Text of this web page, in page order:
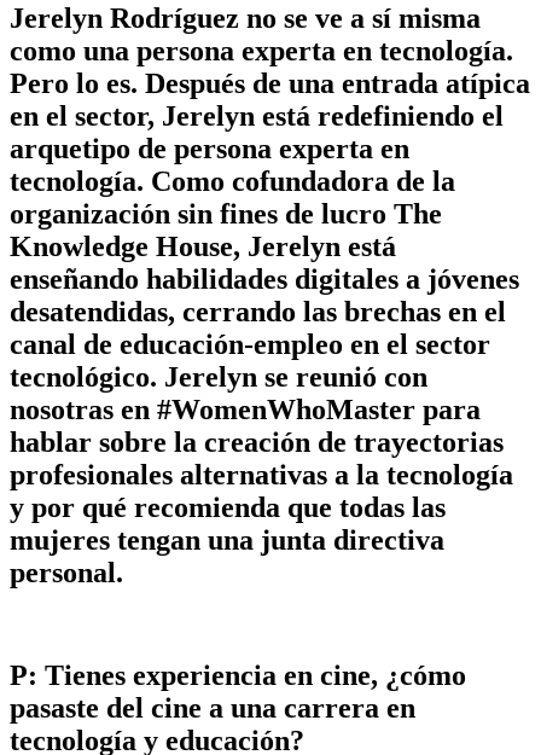
Jerelyn Rodríguez no se ve a sí misma
como una persona experta en tecnología.
Pero lo es. Después de una entrada atípica
en el sector, Jerelyn está redefiniendo el
arquetipo de persona experta en
tecnología. Como cofundadora de la
organización sin fines de lucro The
Knowledge House, Jerelyn está
enseñando habilidades digitales a jóvenes
desatendidas, cerrando las brechas en el
canal de educación-empleo en el sector
tecnológico. Jerelyn se reunió con
nosotras en #WomenWhoMaster para
hablar sobre la creación de trayectorias
profesionales alternativas a la tecnología
y por qué recomienda que todas las
mujeres tengan una junta directiva
personal.
P: Tienes experiencia en cine, ¿cómo
pasaste del cine a una carrera en
tecnología y educación?